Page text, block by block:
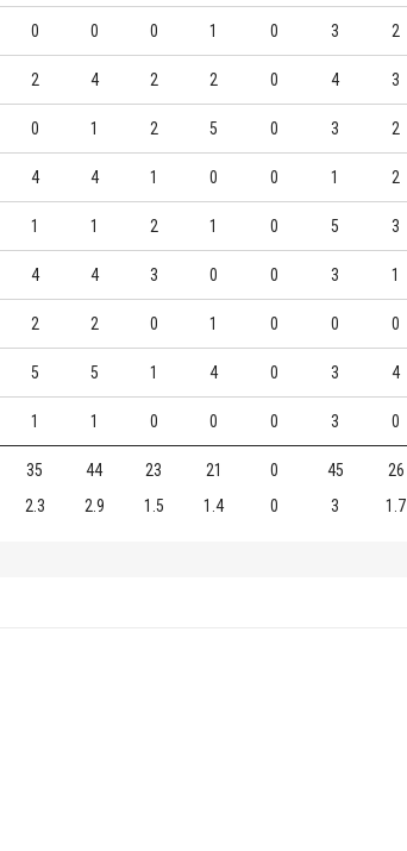
0 0 0 1 0 3 2
2 4 2 2 0 4 3
0 1 2 5 0 3 2
4 4 1 0 0 1 2
1 1 2 1 0 5 3
4 4 3 0 0 3 1
2 2 0 1 0 0 0
5 5 1 4 0 3 4
1 1 0 0 0 3 0
35 44 23 21 0 45 26
2.3 2.9 1.5 1.4 0 3 1.7